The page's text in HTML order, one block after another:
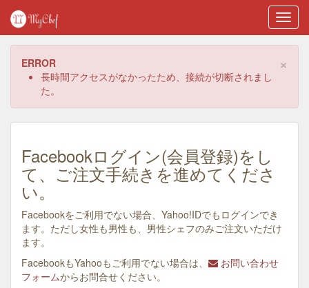
×
ERROR
長時間アクセスがなかったため、接続が切断されまし
た。
Facebookログイン(会員登録)をし
て、ご注文手続きを進めてくださ
い。
Facebookをご利用でない場合、Yahoo!IDでもログインでき
ます。ただし女性も男性も、男性シェフのみご注文いただけ
ます。
FacebookもYahooもご利用でない場合は、
お問い合わせ
フォームからお問合せください。